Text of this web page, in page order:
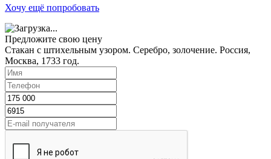
Хочу ещё попробовать
Предложите свою цену
Стакан с штихельным узором. Серебро, золочение. Россия,
Москва, 1733 год.